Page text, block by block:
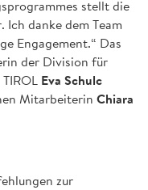
stellt die
Ich danke dem Team
Engagement.“ Das
der Division für
Eva Schulc
Mitarbeiterin Chiara
zur